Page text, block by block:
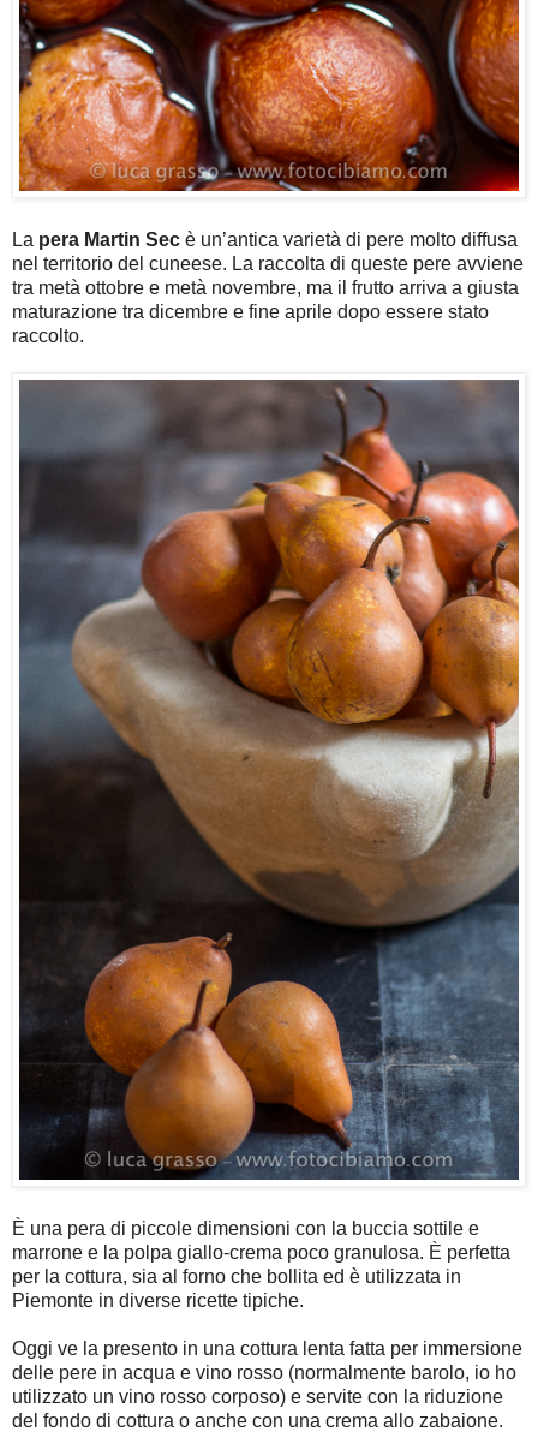
La pera Martin Sec è un’antica varietà di pere molto diffusa
nel territorio del cuneese. La raccolta di queste pere avviene
tra metà ottobre e metà novembre, ma il frutto arriva a giusta
maturazione tra dicembre e fine aprile dopo essere stato
raccolto.
È una pera di piccole dimensioni con la buccia sottile e
marrone e la polpa giallo-crema poco granulosa. È perfetta
per la cottura, sia al forno che bollita ed è utilizzata in
Piemonte in diverse ricette tipiche.
Oggi ve la presento in una cottura lenta fatta per immersione
delle pere in acqua e vino rosso (normalmente barolo, io ho
utilizzato un vino rosso corposo) e servite con la riduzione
del fondo di cottura o anche con una crema allo zabaione.